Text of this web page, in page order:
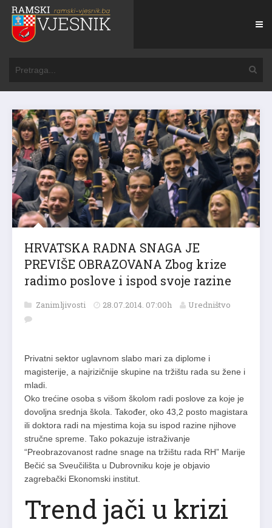
HRVATSKA RADNA SNAGA JE
PREVIŠE OBRAZOVANA Zbog krize
radimo poslove i ispod svoje razine
Zanimljivosti 28.07.2014. 07:00h Uredništvo
Privatni sektor uglavnom slabo mari za diplome i
magisterije, a najrizičnije skupine na tržištu rada su žene i
mladi.
Oko trećine osoba s višom školom radi poslove za koje je
dovoljna srednja škola. Također, oko 43,2 posto magistara
ili doktora radi na mjestima koja su ispod razine njihove
stručne spreme. Tako pokazuje istraživanje
“Preobrazovanost radne snage na tržištu rada RH” Marije
Bečić sa Sveučilišta u Dubrovniku koje je objavio
zagrebački Ekonomski institut.
Trend jači u krizi